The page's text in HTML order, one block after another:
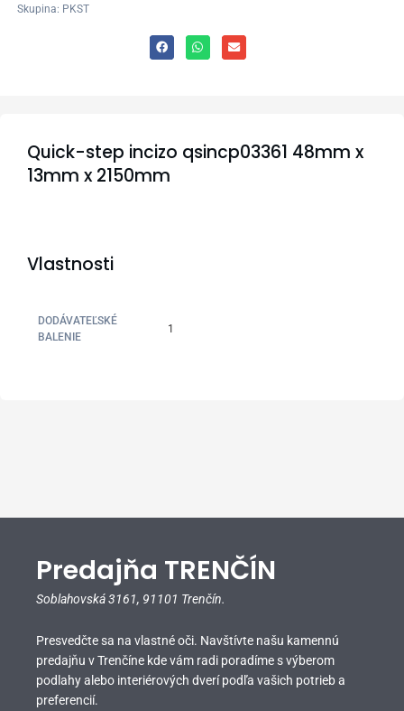
Skupina: PKST
Quick-step incizo qsincp03361 48mm x
13mm x 2150mm
Vlastnosti
DODÁVATEĽSKÉ
BALENIE
1
Predajňa TRENČÍN
Soblahovská 3161, 91101 Trenčín.
Presvedčte sa na vlastné oči. Navštívte našu kamennú
predajňu v Trenčíne kde vám radi poradíme s výberom
podlahy alebo interiérových dverí podľa vašich potrieb a
preferencií.